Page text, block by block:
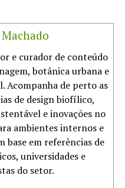
e curador de conteúdo
botânica urbana e
Acompanha de perto as
de design biofílico,
e inovações no
ambientes internos e
base em referências de
universidades e
do setor.